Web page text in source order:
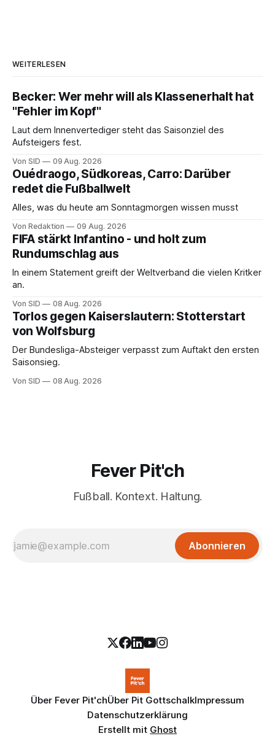
WEITERLESEN
Becker: Wer mehr will als Klassenerhalt hat
"Fehler im Kopf"
Laut dem Innenvertediger steht das Saisonziel des
Aufsteigers fest.
Von SID 09 Aug. 2026
Ouédraogo, Südkoreas, Carro: Darüber
redet die Fußballwelt
Alles, was du heute am Sonntagmorgen wissen musst
Von Redaktion 09 Aug. 2026
FIFA stärkt Infantino - und holt zum
Rundumschlag aus
In einem Statement greift der Weltverband die vielen Kritker
an.
Von SID 08 Aug. 2026
Torlos gegen Kaiserslautern: Stotterstart
von Wolfsburg
Der Bundesliga-Absteiger verpasst zum Auftakt den ersten
Saisonsieg.
Von SID 08 Aug. 2026
Fever Pit'ch
Fußball. Kontext. Haltung.
Abonnieren
Über Fever Pit'chÜber Pit GottschalkImpressum
Datenschutzerklärung
Erstellt mit Ghost